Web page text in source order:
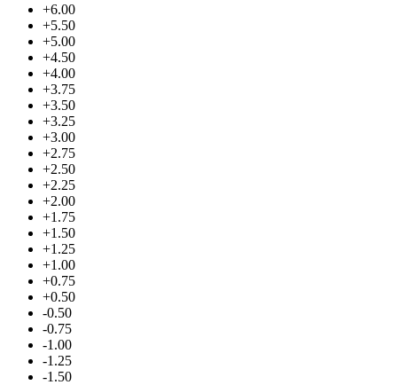
+6.00
+5.50
+5.00
+4.50
+4.00
+3.75
+3.50
+3.25
+3.00
+2.75
+2.50
+2.25
+2.00
+1.75
+1.50
+1.25
+1.00
+0.75
+0.50
-0.50
-0.75
-1.00
-1.25
-1.50